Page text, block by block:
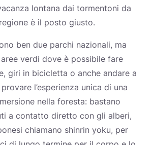
lontana dai tormentoni da
è il posto giusto.
ben due parchi nazionali, ma
verdi dove è possibile fare
giri in bicicletta o anche andare a
l’esperienza unica di una
nella foresta: bastano
a contatto diretto con gli alberi,
chiamano shinrin yoku, per